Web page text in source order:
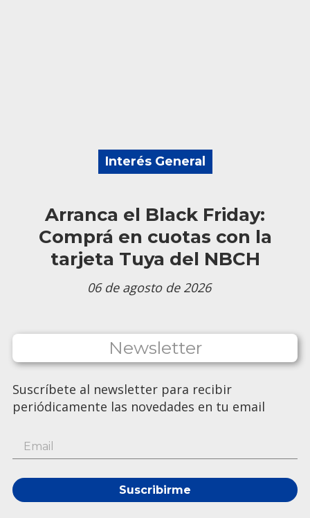
Arranca el Black Friday:
Comprá en cuotas con la
tarjeta Tuya del NBCH
Interés General
06 de agosto de 2026
Newsletter
Suscríbete al newsletter para recibir
periódicamente las novedades en tu email
Suscribirme